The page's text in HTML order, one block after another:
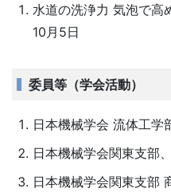
水道の洗浄力 気泡で高
10月5日
委員等（学会活動）
日本機械学会 流体工学
日本機械学会関東支部
日本機械学会関東支部